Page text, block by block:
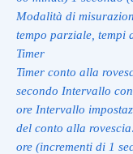
Modalità di
tempo parziale, tempi
Timer
Timer conto alla
secondo Intervallo
ore Intervallo
del conto alla
ore (incrementi di 1